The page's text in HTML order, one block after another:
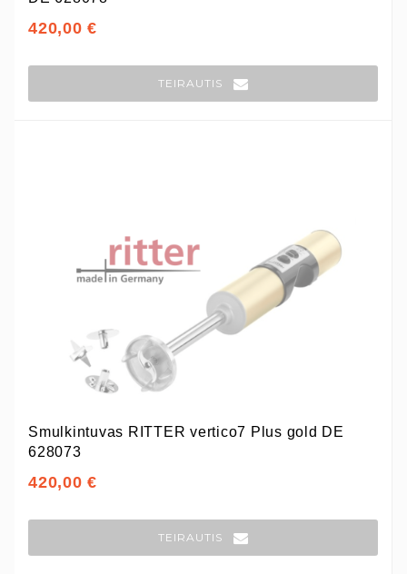
420,00 €
TEIRAUTIS
Smulkintuvas RITTER vertico7 Plus gold DE
628073
420,00 €
TEIRAUTIS